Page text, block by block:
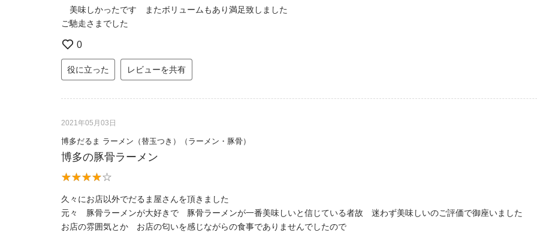
美味しかったです またボリュームもあり満足致しました
ご馳走さまでした
0
役に立った レビューを共有
2021年05月03日
博多だるま ラーメン（替玉つき）（ラーメン・豚骨）
博多の豚骨ラーメン
久々にお店以外でだるま屋さんを頂きました
元々 豚骨ラーメンが大好きで 豚骨ラーメンが一番美味しいと信じている者故 迷わず美味しいのご評価で御座いました
お店の雰囲気とか お店の匂いを感じながらの食事でありませんでしたので